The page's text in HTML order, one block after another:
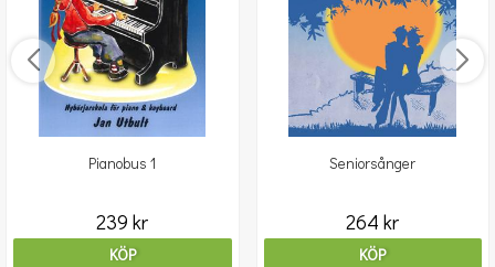
Pianobus 1
239 kr
KÖP
Seniorsånger
264 kr
KÖP